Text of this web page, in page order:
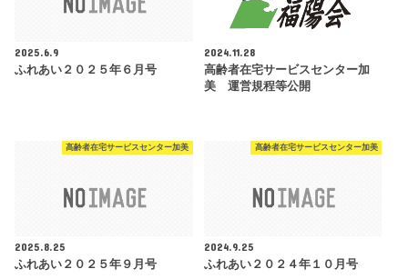
2025.6.9
ふれあい２０２５年６月号
2024.11.28
高齢者在宅サービスセンター加
美 運営規程等公開
高齢者在宅サービスセンター加美
2025.8.25
ふれあい２０２５年９月号
高齢者在宅サービスセンター加美
2024.9.25
ふれあい２０２４年１０月号